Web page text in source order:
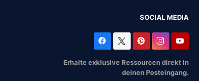
SOCIAL MEDIA
Erhalte exklusive Ressourcen direkt in
deinen Posteingang.